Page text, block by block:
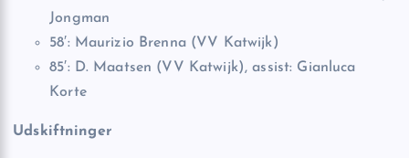
Jongman
58′: Maurizio Brenna (VV Katwijk)
85′: D. Maatsen (VV Katwijk), assist: Gianluca
Korte
Udskiftninger